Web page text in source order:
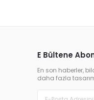
E Bültene
En son haberler,
daha fazla